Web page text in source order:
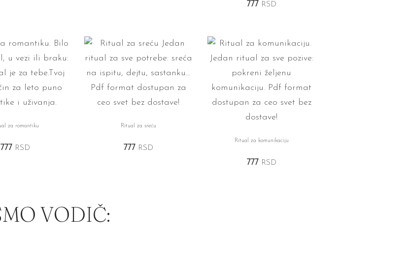
777 RSD
za romantiku
777 RSD
Ritual za sreću
777 RSD
Ritual za komunikaciju
777 RSD
VODIČ: